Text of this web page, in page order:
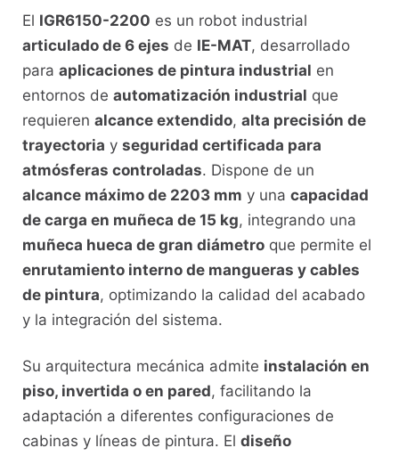
El IGR6150-2200 es un robot industrial
articulado de 6 ejes de IE-MAT, desarrollado
para aplicaciones de pintura industrial en
entornos de automatización industrial que
requieren alcance extendido, alta precisión de
trayectoria y seguridad certificada para
atmósferas controladas. Dispone de un
alcance máximo de 2203 mm y una capacidad
de carga en muñeca de 15 kg, integrando una
muñeca hueca de gran diámetro que permite el
enrutamiento interno de mangueras y cables
de pintura, optimizando la calidad del acabado
y la integración del sistema.
Su arquitectura mecánica admite instalación en
piso, invertida o en pared, facilitando la
adaptación a diferentes configuraciones de
cabinas y líneas de pintura. El diseño